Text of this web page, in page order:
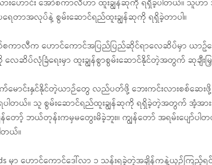
သားဟောင်း အော်စကာလီဟာ ထူးချွန်ဆုကို ရရှိခဲ့ပါတယ်။ သူ
တာအလုပ်နဲ့ စွမ်းဆောင်ရည်ထူးချွန်ဆုကို ရရှိခဲ့တာပါ။
စကာလီက ဟောင်ကောင်အပြည်ပြည်ဆိုင်ရာလေဆိပ်မှာ ယာ
ဆိပ်လုံခြံရေးမှာ ထူးချွန်စွာစွမ်းဆောင်နိုင်တဲ့အတွက် ဆုချီးမြှင့်
ာင်းနှင်နိုင်တဲ့ယာဉ်တွေ လည်ပတ်ဖို့ ဘေးကင်းလားစစ်ဆေးဖို့
ါတယ်။ သူ စွမ်းဆောင်ရည်ထူးချွန်ဆုကို ရရှိခဲ့တဲ့အတွက် အံ့အား
ဘယ်တုန်းကမှမတွေးမိခဲ့ဘူး။ ကျွန်တော် အရမ်းပျော်ပါတ
တယ်။
မှာ ဟောင်ကောင်ဒေါ်လာ ၁ သန်းရခဲ့တဲ့အချိန်ကနဲ့ယှဉ်ကြ